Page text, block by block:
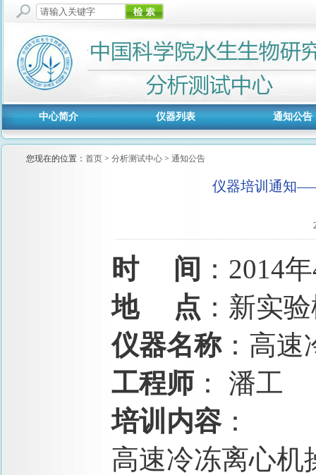
中心简介 仪器列表 通知公告
您现在的位置： 首页 > 分析测试中心 > 通知公告
仪器培训通知
时 间 ： 2014年
地
点 ：新实
仪器名称：高速
工程师 ：
潘工
培训内容：
高速冷冻离心机